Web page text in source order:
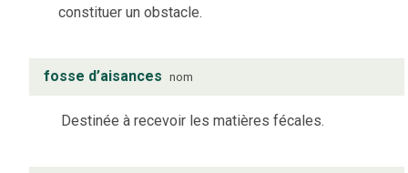
constituer un obstacle.
fosse d’aisances nom
Destinée à recevoir les matières fécales.